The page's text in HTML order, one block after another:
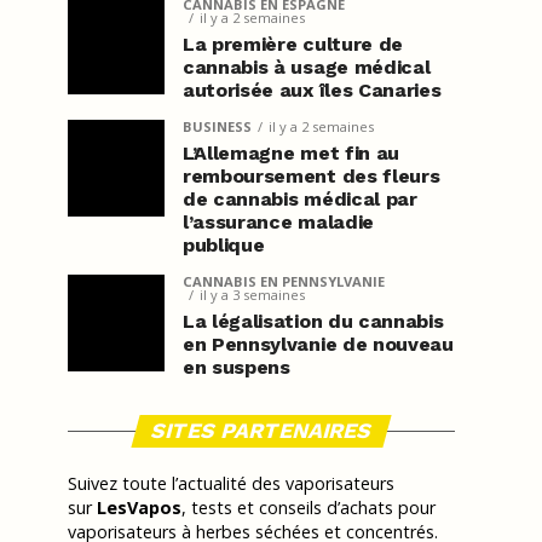
CANNABIS EN ESPAGNE
il y a 2 semaines
La première culture de
cannabis à usage médical
autorisée aux îles Canaries
BUSINESS il y a 2 semaines
L’Allemagne met fin au
remboursement des fleurs
de cannabis médical par
l’assurance maladie
publique
CANNABIS EN PENNSYLVANIE
il y a 3 semaines
La légalisation du cannabis
en Pennsylvanie de nouveau
en suspens
SITES PARTENAIRES
Suivez toute l’actualité des vaporisateurs
sur LesVapos, tests et conseils d’achats pour
vaporisateurs à herbes séchées et concentrés.